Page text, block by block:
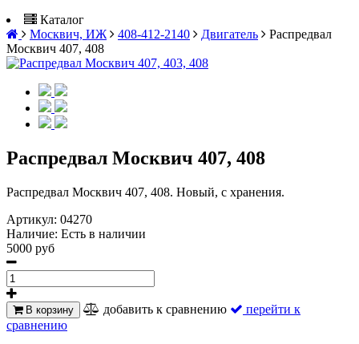
Каталог
Москвич, ИЖ
408-412-2140 Двигатель
Распредвал
Москвич 407, 408
Распредвал Москвич 407, 408
Распредвал Москвич 407, 408. Новый, с хранения.
Артикул: 04270
Наличие: Есть в наличии
5000 руб
В корзину добавить к сравнению
перейти к
сравнению